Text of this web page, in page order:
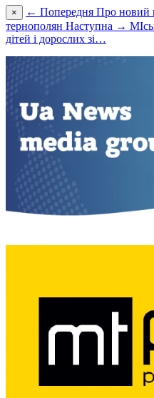
× ← Попередня Про новий
тернополян Наступна →
дітей і дорослих зі…